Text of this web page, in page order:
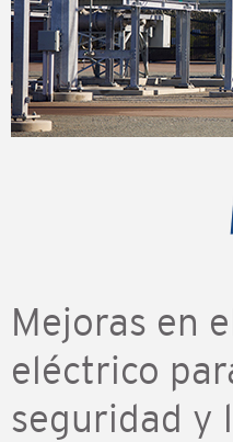
Mejoras en
eléctrico
seguridad y